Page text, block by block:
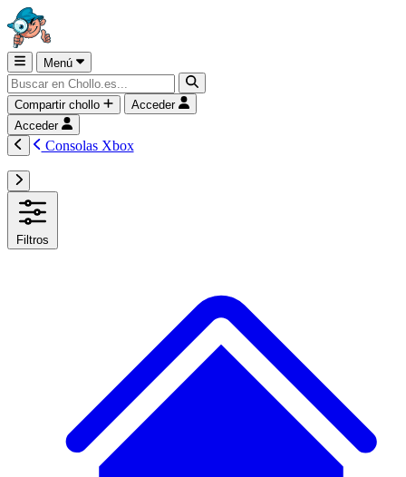
Menú
Compartir chollo
Acceder
Acceder
Consolas Xbox
Filtros